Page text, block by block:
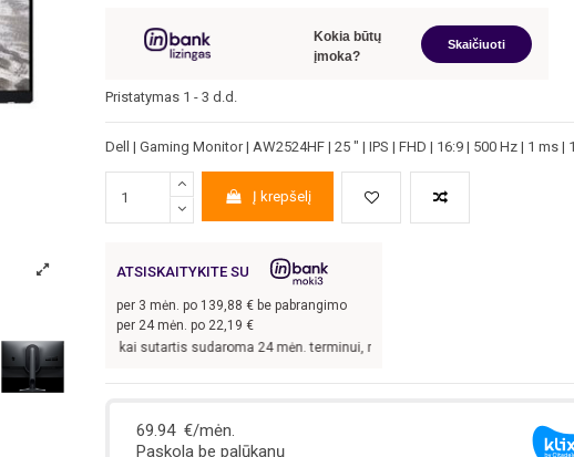
Kokia būtų
įmoka?
Skaičiuoti
Pristatymas 1 - 3 d.d.
Dell | Gaming Monitor | AW2524HF | 25 " | IPS | FHD | 16:9 | 500 Hz | 1 ms
Į krepšelį
ATSISKAITYKITE SU
per 3 mėn. po 139,88 € be pabrangimo
per 24 mėn. po 22,19 €
419,64€, kai sutartis sudaroma 24 mėn. terminui, metinė palūkanų norma –